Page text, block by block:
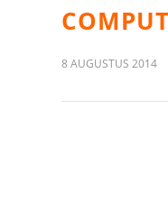
8 AUGUSTUS 2014